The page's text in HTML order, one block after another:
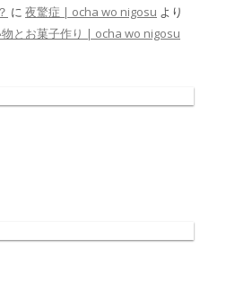
に 夜驚症 | ocha wo nigosu より
物とお菓子作り | ocha wo nigosu